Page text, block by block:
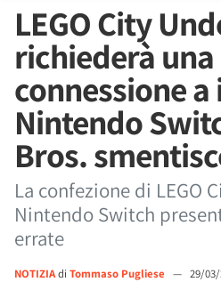
LEGO City
richiederà una
connessione
Nintendo
Bros.
La confezione di LEGO
Nintendo Switch
errate
NOTIZIAdi Tommaso Pugliese — 29/